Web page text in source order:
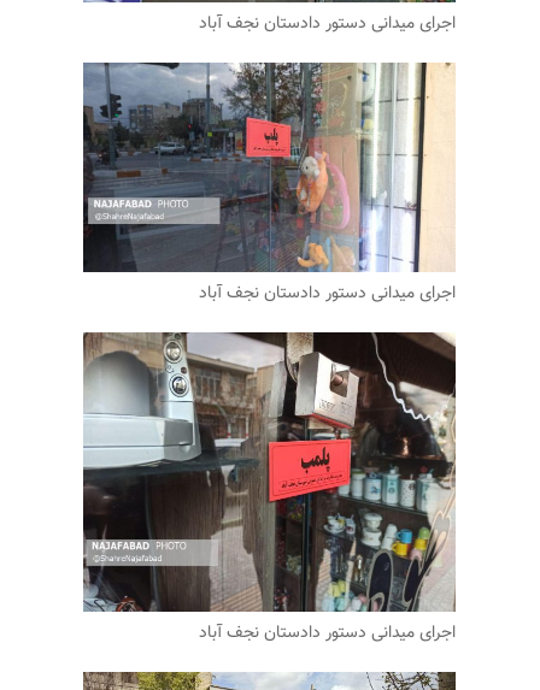
اجرای میدانی دستور دادستان نجف آباد
اجرای میدانی دستور دادستان نجف آباد
اجرای میدانی دستور دادستان نجف آباد